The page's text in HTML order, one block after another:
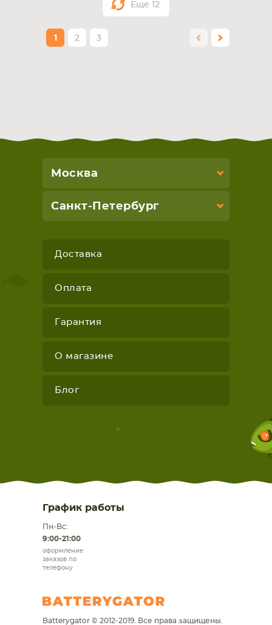
Еще 12
1 2 3
Москва
Санкт-Петербург
Доставка
Оплата
Гарантия
О магазине
Блог
График работы
Пн-Вс:
9:00-21:00
оформление
заказов по
телефону
Batterygator © 2012-2019. Все права защищены.